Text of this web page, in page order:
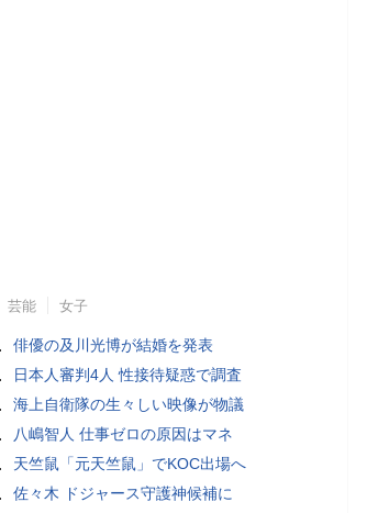
芸能 女子
俳優の及川光博が結婚を発表
日本人審判4人 性接待疑惑で調査
海上自衛隊の生々しい映像が物議
八嶋智人 仕事ゼロの原因はマネ
天竺鼠「元天竺鼠」でKOC出場へ
佐々木 ドジャース守護神候補に